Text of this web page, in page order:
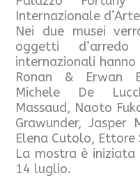
Internazionale
Nei due musei
oggetti
internazionali
Ronan & Erwan
Michele De
Massaud, Naoto
Grawunder, Jasper
Elena Cutolo, Ettore
La mostra è
14 luglio.